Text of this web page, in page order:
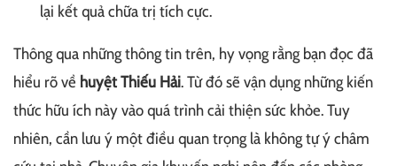
lại kết quả chữa trị tích cực.
Thông qua những thông tin trên, hy vọng rằng bạn đọc đã
hiểu rõ về huyệt Thiếu Hải. Từ đó sẽ vận dụng những kiến
thức hữu ích này vào quá trình cải thiện sức khỏe. Tuy
nhiên, cần lưu ý một điều quan trọng là không tự ý châm